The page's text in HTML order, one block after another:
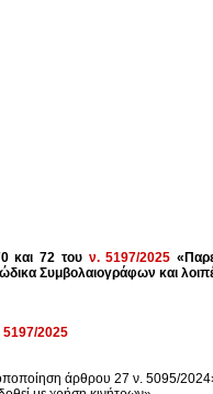
και 72 του ν. 5197/2025
Συμβολαιογράφων και
5197/2025
άρθρου 27 ν. 5095/